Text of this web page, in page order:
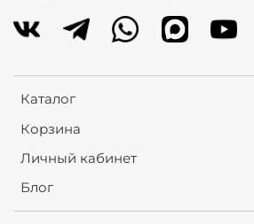
Каталог
Корзина
Личный кабинет
Блог